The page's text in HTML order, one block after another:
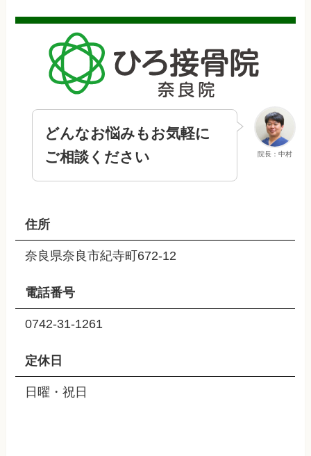
院長：中村
どんなお悩みもお気軽に
ご相談ください
住所
奈良県奈良市紀寺町672-12
電話番号
0742-31-1261
定休日
日曜・祝日